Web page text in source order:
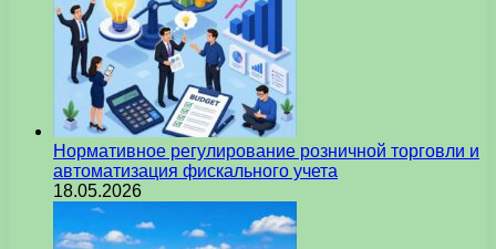
Нормативное регулирование розничной торговли и
автоматизация фискального учета
18.05.2026